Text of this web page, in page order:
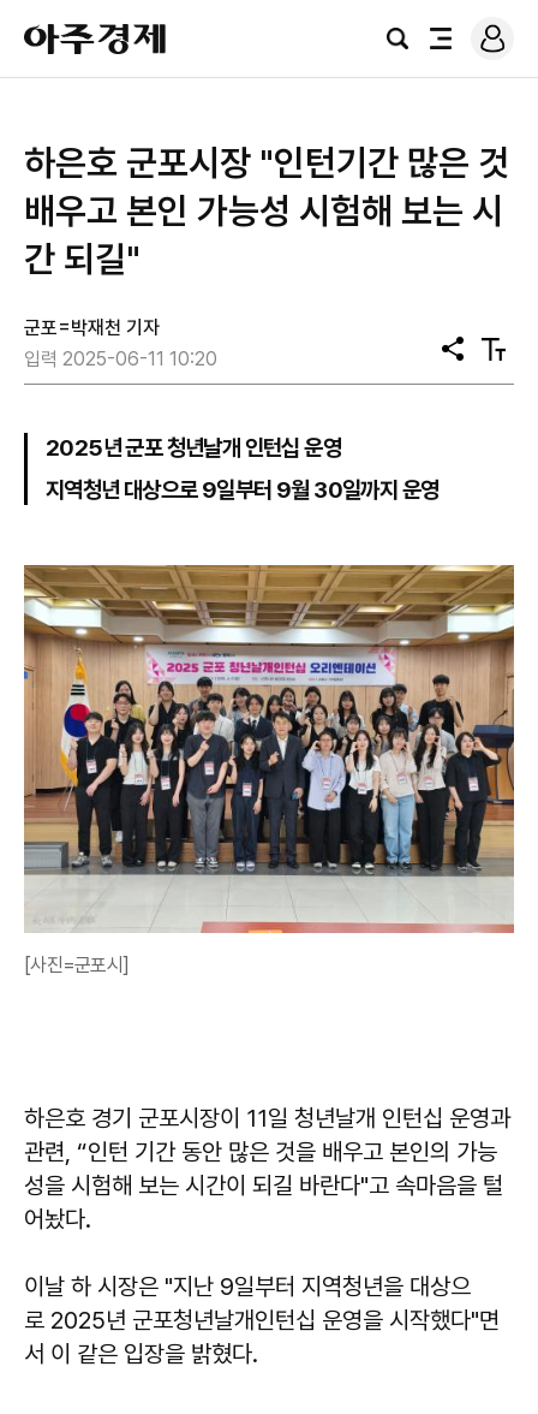
아
주
경
검
전
로
그
하은호 군포시장 "인턴기간 많은 것
배우고 본인 가능성 시험해 보는 시
간 되길"
군포=박재천 기자
입력 2025-06-11 10:20
공
유
텍
스
2025년 군포 청년날개 인턴십 운영
지역청년 대상으로 9일부터 9월 30일까지 운영
[사진=군포시]
하은호 경기 군포시장이 11일 청년날개 인턴십 운영과
관련, “인턴 기간 동안 많은 것을 배우고 본인의 가능
성을 시험해 보는 시간이 되길 바란다"고 속마음을 털
어놨다.
이날 하 시장은 "지난 9일부터 지역청년을 대상으
로 2025년 군포청년날개인턴십 운영을 시작했다"면
서 이 같은 입장을 밝혔다.